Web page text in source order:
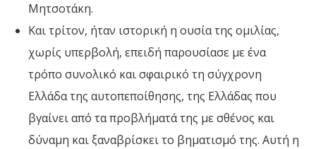
Μητσοτάκη.
Και τρίτον, ήταν ιστορική η ουσία της ομιλίας,
χωρίς υπερβολή, επειδή παρουσίασε με ένα
τρόπο συνολικό και σφαιρικό τη σύγχρονη
Ελλάδα της αυτοπεποίθησης, της Ελλάδας που
βγαίνει από τα προβλήματά της με σθένος και
δύναμη και ξαναβρίσκει το βηματισμό της. Αυτή η